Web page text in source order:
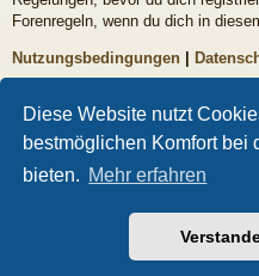
Diese Website nutzt
bestmöglichen Komfort bei
bieten. Mehr erfahren
Forenregeln, wenn du dich in
Nutzungsbedingungen |
Registrieren
Foren-Übersicht
Powered byphpBB®
Style vonArty-